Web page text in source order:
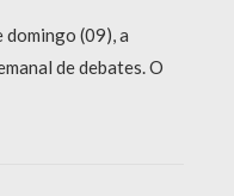
(09), a
de debates. O